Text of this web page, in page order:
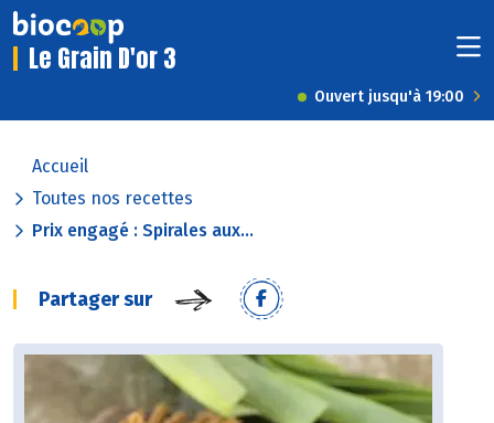
Le Grain D'or 3
Ouvert jusqu'à 19:00
Accueil
Toutes nos recettes
Prix engagé : Spirales aux...
Partager sur